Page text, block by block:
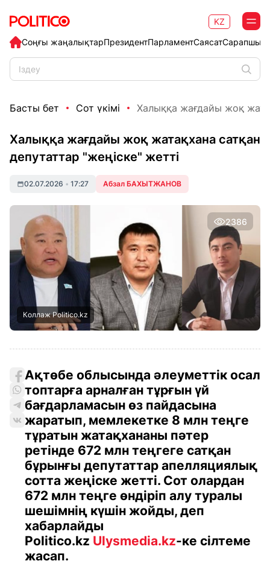
Соңғы жаңалықтарПрезидентПарламентСаясат
KZ
Басты бет Сот үкімі Халыққа жағдайы жоқ
Халыққа жағдайы жоқ жатақхана сатқан
депутаттар "жеңіске" жетті
02.07.2026 • 17:27 Абзал БАХЫТЖАНОВ
2386
Коллаж Politico.kz
Ақтөбе облысында әлеуметтік осал
топтарға арналған тұрғын үй
бағдарламасын өз пайдасына
жаратып, мемлекетке 8 млн теңге
тұратын жатақхананы пәтер
ретінде 672 млн теңгеге сатқан
бұрынғы депутаттар апелляциялық
сотта жеңіске жетті. Сот олардан
672 млн теңге өндіріп алу туралы
шешімнің күшін жойды, деп
хабарлайды
Politico.kz Ulysmedia.kz-ке сілтеме
жасап.